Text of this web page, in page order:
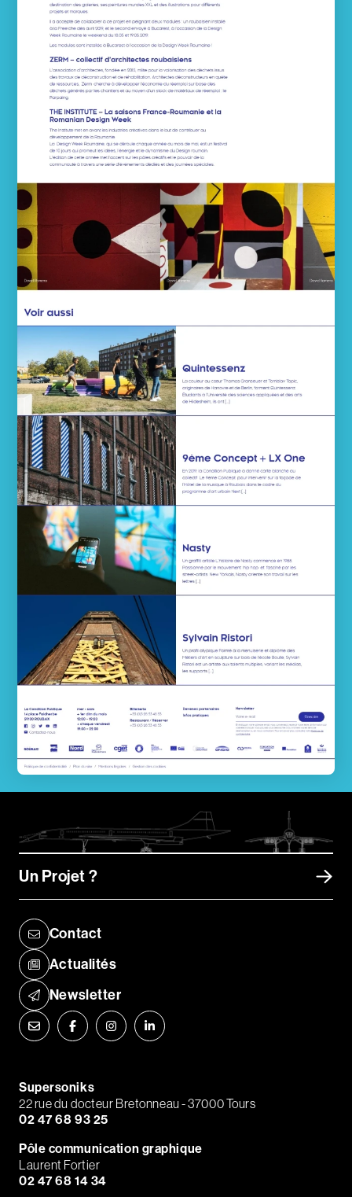
Un Projet ?
Contact
Actualités
Newsletter
Supersoniks
22 rue du docteur Bretonneau - 37000 Tours
02 47 68 93 25
Pôle communication graphique
Laurent Fortier
02 47 68 14 34